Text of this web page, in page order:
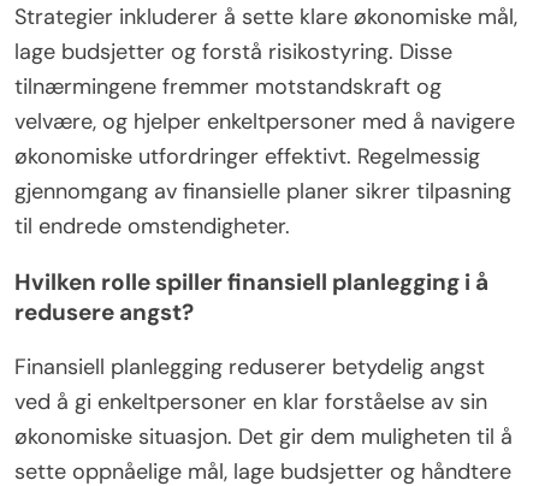
Strategier inkluderer å sette klare økonomiske mål,
lage budsjetter og forstå risikostyring. Disse
tilnærmingene fremmer motstandskraft og
velvære, og hjelper enkeltpersoner med å navigere
økonomiske utfordringer effektivt. Regelmessig
gjennomgang av finansielle planer sikrer tilpasning
til endrede omstendigheter.
Hvilken rolle spiller finansiell planlegging i å
redusere angst?
Finansiell planlegging reduserer betydelig angst
ved å gi enkeltpersoner en klar forståelse av sin
økonomiske situasjon. Det gir dem muligheten til å
sette oppnåelige mål, lage budsjetter og håndtere